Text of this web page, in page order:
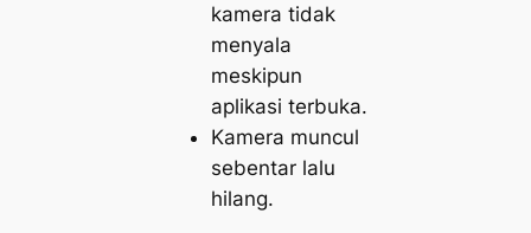
kamera tidak
menyala
meskipun
aplikasi terbuka.
Kamera muncul
sebentar lalu
hilang.